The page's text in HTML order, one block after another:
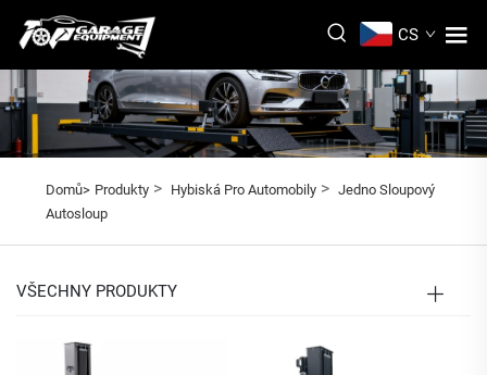
CS
Domů> Produkty> Hybiská Pro Automobily> Jedno Sloupový
Autosloup
VŠECHNY PRODUKTY